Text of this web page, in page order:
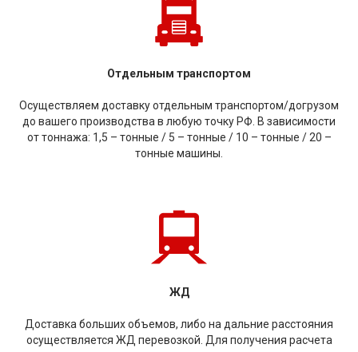
Отдельным транспортом
Осуществляем доставку отдельным транспортом/догрузом
до вашего производства в любую точку РФ. В зависимости
от тоннажа: 1,5 – тонные / 5 – тонные / 10 – тонные / 20 –
тонные машины.
ЖД
Доставка больших объемов, либо на дальние расстояния
осуществляется ЖД перевозкой. Для получения расчета